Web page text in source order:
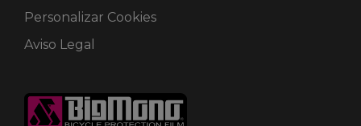
Personalizar Cookies
Aviso Legal